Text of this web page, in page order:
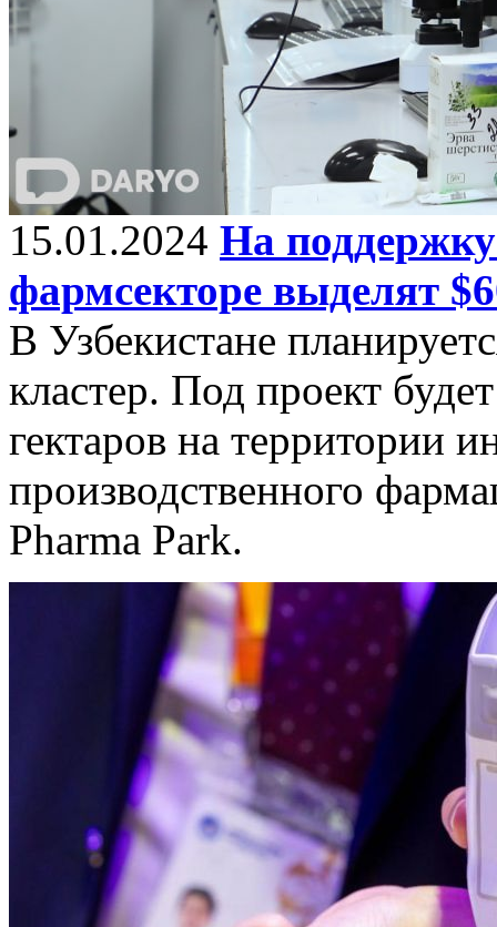
15.01.2024 На
фармсекторе выделят
В Узбекистане
кластер. Под проект
гектаров на территории
производственного
Pharma Park.